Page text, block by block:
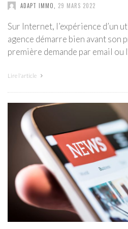
ADAPT IMMO 29 MARS 2022
Sur Internet, l’expérience d’un
agence démarre bien avant son
première demande par email ou
Lire l'article